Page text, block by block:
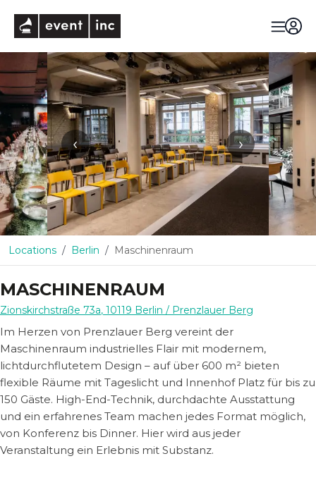
‹ ›
Locations Berlin Maschinenraum
MASCHINENRAUM
Zionskirchstraße 73a, 10119 Berlin / Prenzlauer Berg
Im Herzen von Prenzlauer Berg vereint der
Maschinenraum industrielles Flair mit modernem,
lichtdurchflutetem Design – auf über 600 m² bieten
flexible Räume mit Tageslicht und Innenhof Platz für bis zu
150 Gäste. High-End-Technik, durchdachte Ausstattung
und ein erfahrenes Team machen jedes Format möglich,
von Konferenz bis Dinner. Hier wird aus jeder
Veranstaltung ein Erlebnis mit Substanz.